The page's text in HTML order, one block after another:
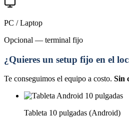
PC / Laptop
Opcional — terminal fijo
¿Quieres un setup fijo en el
Te conseguimos el equipo a costo. Sin
Tableta 10 pulgadas (Android)